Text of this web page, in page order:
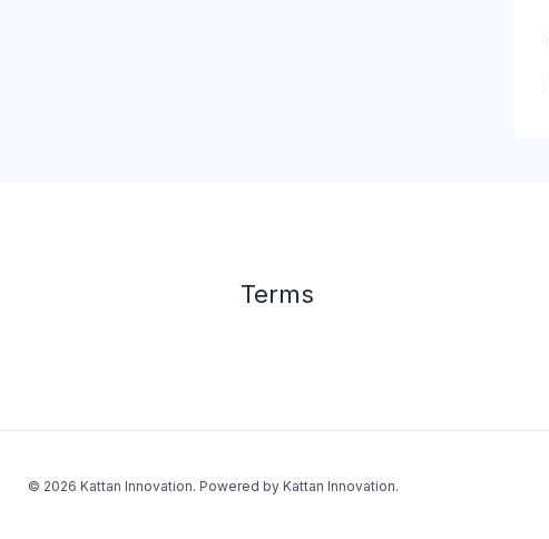
Terms
© 2026 Kattan Innovation. Powered by Kattan Innovation.